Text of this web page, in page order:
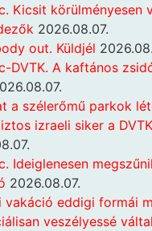
Kicsit körülményesen
2026.08.07.
out. Küldjél
DVTK. A kaftános
a szélerőmű parkok
izraeli siker a
Ideiglenesen
2026.08.07.
vakáció eddigi formái
veszélyessé